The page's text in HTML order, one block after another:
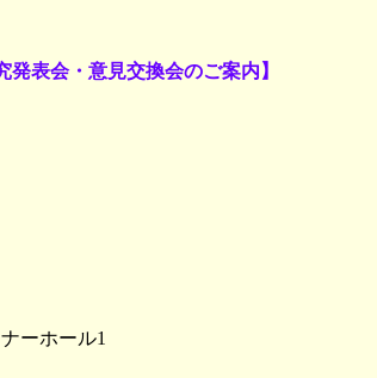
発表会・意見交換会のご案内】
ホール1